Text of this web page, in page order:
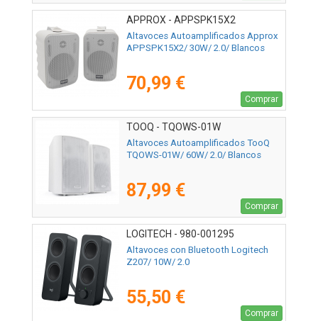
APPROX - APPSPK15X2
Altavoces Autoamplificados Approx
APPSPK15X2/ 30W/ 2.0/ Blancos
70,99 €
Comprar
TOOQ - TQOWS-01W
Altavoces Autoamplificados TooQ
TQOWS-01W/ 60W/ 2.0/ Blancos
87,99 €
Comprar
LOGITECH - 980-001295
Altavoces con Bluetooth Logitech
Z207/ 10W/ 2.0
55,50 €
Comprar